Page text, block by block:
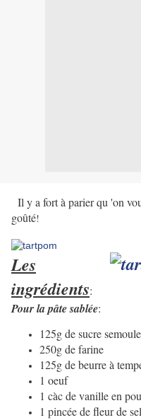
Il y a fort à parier qu 'on
goûté!
Les
ingrédients:
Pour la pâte sablée:
125g de sucre semoule
250g de farine
125g de beurre à
1 oeuf
1 càc de vanille en
1 pincée de fleur de sel